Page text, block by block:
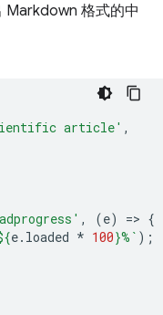
Markdown 格式的中
article' ,
, (e) => {
e. loaded * 100}%` );